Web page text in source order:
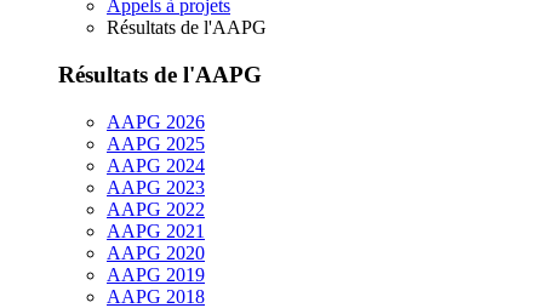
Appels à projets
Résultats de l'AAPG
Résultats de l'AAPG
AAPG 2026
AAPG 2025
AAPG 2024
AAPG 2023
AAPG 2022
AAPG 2021
AAPG 2020
AAPG 2019
AAPG 2018